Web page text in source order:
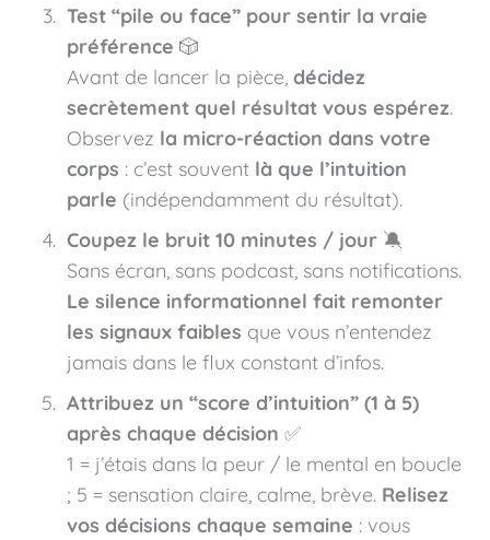
Test “pile ou face” pour sentir la vraie
préférence 🎲
Avant de lancer la pièce, décidez
secrètement quel résultat vous espérez.
Observez la micro-réaction dans votre
corps : c’est souvent là que l’intuition
parle (indépendamment du résultat).
Coupez le bruit 10 minutes / jour🔕
Sans écran, sans podcast, sans notifications.
Le silence informationnel fait remonter
les signaux faibles que vous n’entendez
jamais dans le flux constant d’infos.
Attribuez un “score d’intuition” (1 à 5)
après chaque décision ✅
1 = j’étais dans la peur / le mental en boucle
; 5 = sensation claire, calme, brève. Relisez
vos décisions chaque semaine : vous